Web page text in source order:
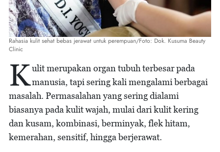
Rahasia kulit sehat bebas jerawat untuk perempuan/Foto: Dok. Kusuma Beauty
Clinic
Kulit merupakan organ tubuh terbesar pada
manusia, tapi sering kali mengalami berbagai
masalah. Permasalahan yang sering dialami
biasanya pada kulit wajah, mulai dari kulit kering
dan kusam, kombinasi, berminyak, flek hitam,
kemerahan, sensitif, hingga berjerawat.